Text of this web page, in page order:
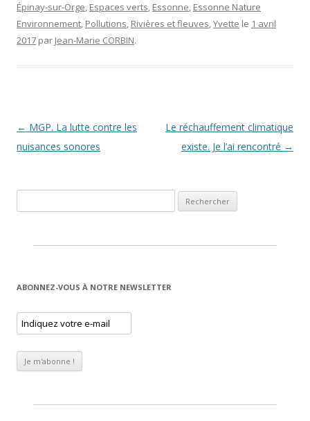
Épinay-sur-Orge, Espaces verts, Essonne, Essonne Nature
Environnement, Pollutions, Rivières et fleuves,Yvette le 1 avril
2017 par Jean-Marie CORBIN.
Navigation des articles
← MGP. La lutte contre les
nuisances sonores
Le réchauffement climatique
existe. Je l’ai rencontré →
ABONNEZ-VOUS À NOTRE NEWSLETTER